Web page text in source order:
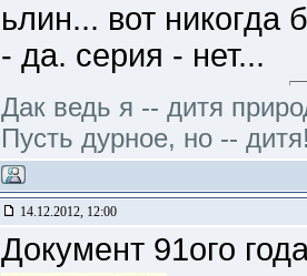
ьлин... вот
- да. серия - нет...
Дак ведь я -- дитя
Пусть дурное, но --
14.12.2012, 12:00
Документ 91ого